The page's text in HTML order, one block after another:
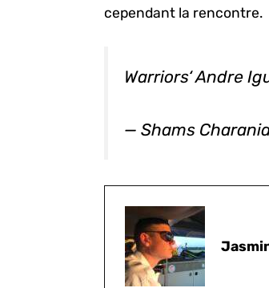
cependant la rencontre.
Warriors‘ Andre
— Shams